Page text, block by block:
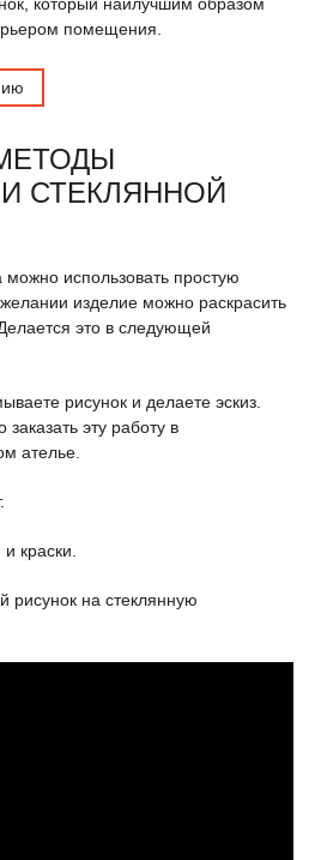
помещения.
СТЕКЛЯННОЙ
можно использовать простую
изделие можно раскрасить
это в следующей
рисунок и делаете эскиз.
эту работу в
ателье.
краски.
рисунок на стеклянную